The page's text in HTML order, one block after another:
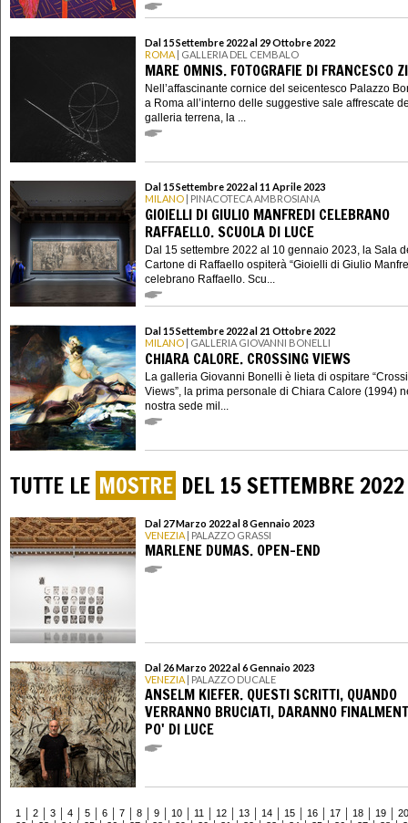
Dal 15 Settembre 2022 al 29 Ottobre 2022
ROMA | GALLERIA DEL CEMBALO
MARE OMNIS. FOTOGRAFIE DI FRANCESCO
Nell’affascinante cornice del seicentesco Palazzo
a Roma all’interno delle suggestive sale affrescate
galleria terrena, la ...
Dal 15 Settembre 2022 al 11 Aprile 2023
MILANO | PINACOTECA AMBROSIANA
GIOIELLI DI GIULIO MANFREDI CELEBRANO
RAFFAELLO. SCUOLA DI LUCE
Dal 15 settembre 2022 al 10 gennaio 2023, la Sala
Cartone di Raffaello ospiterà “Gioielli di Giulio
celebrano Raffaello. Scu...
Dal 15 Settembre 2022 al 21 Ottobre 2022
MILANO | GALLERIA GIOVANNI BONELLI
CHIARA CALORE. CROSSING VIEWS
La galleria Giovanni Bonelli è lieta di ospitare
Views”, la prima personale di Chiara Calore (1994)
nostra sede mil...
TUTTE LE MOSTRE DEL 15 SETTEMBRE 2022
Dal 27 Marzo 2022 al 8 Gennaio 2023
VENEZIA | PALAZZO GRASSI
MARLENE DUMAS. OPEN-END
Dal 26 Marzo 2022 al 6 Gennaio 2023
VENEZIA | PALAZZO DUCALE
ANSELM KIEFER. QUESTI SCRITTI, QUANDO
VERRANNO BRUCIATI, DARANNO
PO' DI LUCE
1 2 3 4 5 6 7 8 9 10 11 12 13 14 15 16 17 18 19
20